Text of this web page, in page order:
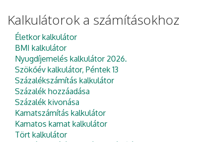
Kalkulátorok a számításokhoz
Életkor kalkulátor
BMI kalkulátor
Nyugdíjemelés kalkulátor 2026.
Szökőév kalkulátor, Péntek 13
Százalékszámítás kalkulátor
Százalék hozzáadása
Százalék kivonása
Kamatszámítás kalkulátor
Kamatos kamat kalkulátor
Tört kalkulátor